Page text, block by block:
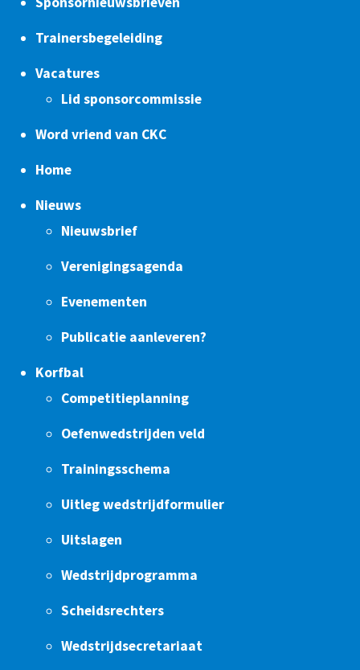
Trainersbegeleiding
Vacatures
Lid sponsorcommissie
Word vriend van CKC
Home
Nieuws
Nieuwsbrief
Verenigingsagenda
Evenementen
Publicatie aanleveren?
Korfbal
Competitieplanning
Oefenwedstrijden veld
Trainingsschema
Uitleg wedstrijdformulier
Uitslagen
Wedstrijdprogramma
Scheidsrechters
Wedstrijdsecretariaat